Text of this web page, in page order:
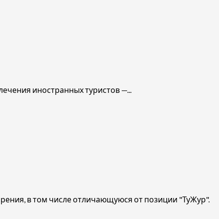
иностранных туристов —...
в том числе отличающуюся от позиции "ТуЖур".